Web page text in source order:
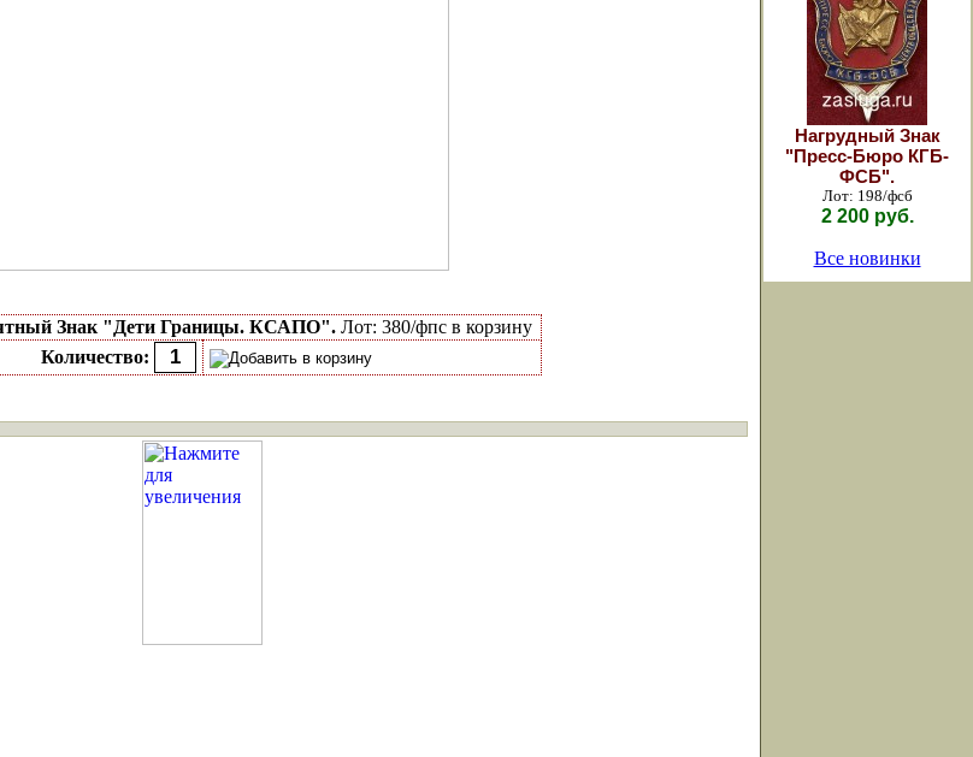
Знак "Дети Границы. КСАПО".Лот: 380/фпс в корзину
Количество:
Нагрудный Знак
"Пресс-Бюро КГБ-
ФСБ".
Лот: 198/фсб
2 200 руб.
Все новинки